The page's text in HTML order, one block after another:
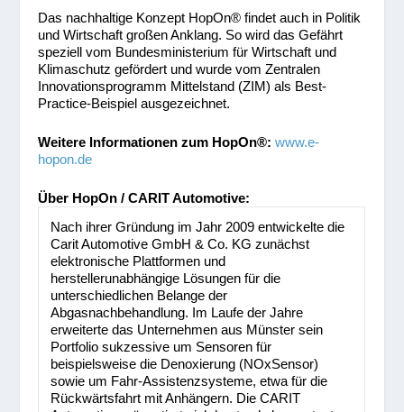
Das nachhaltige Konzept HopOn® findet auch in Politik
und Wirtschaft großen Anklang. So wird das Gefährt
speziell vom Bundesministerium für Wirtschaft und
Klimaschutz gefördert und wurde vom Zentralen
Innovationsprogramm Mittelstand (ZIM) als Best-
Practice-Beispiel ausgezeichnet.
Weitere Informationen zum HopOn®: www.e-
hopon.de
Über HopOn / CARIT Automotive:
Nach ihrer Gründung im Jahr 2009 entwickelte die
Carit Automotive GmbH & Co. KG zunächst
elektronische Plattformen und
herstellerunabhängige Lösungen für die
unterschiedlichen Belange der
Abgasnachbehandlung. Im Laufe der Jahre
erweiterte das Unternehmen aus Münster sein
Portfolio sukzessive um Sensoren für
beispielsweise die Denoxierung (NOxSensor)
sowie um Fahr-Assistenzsysteme, etwa für die
Rückwärtsfahrt mit Anhängern. Die CARIT